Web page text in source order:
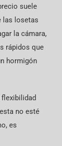
suele
las losetas
la cámara,
rápidos que
hormigón
flexibilidad
no esté
es